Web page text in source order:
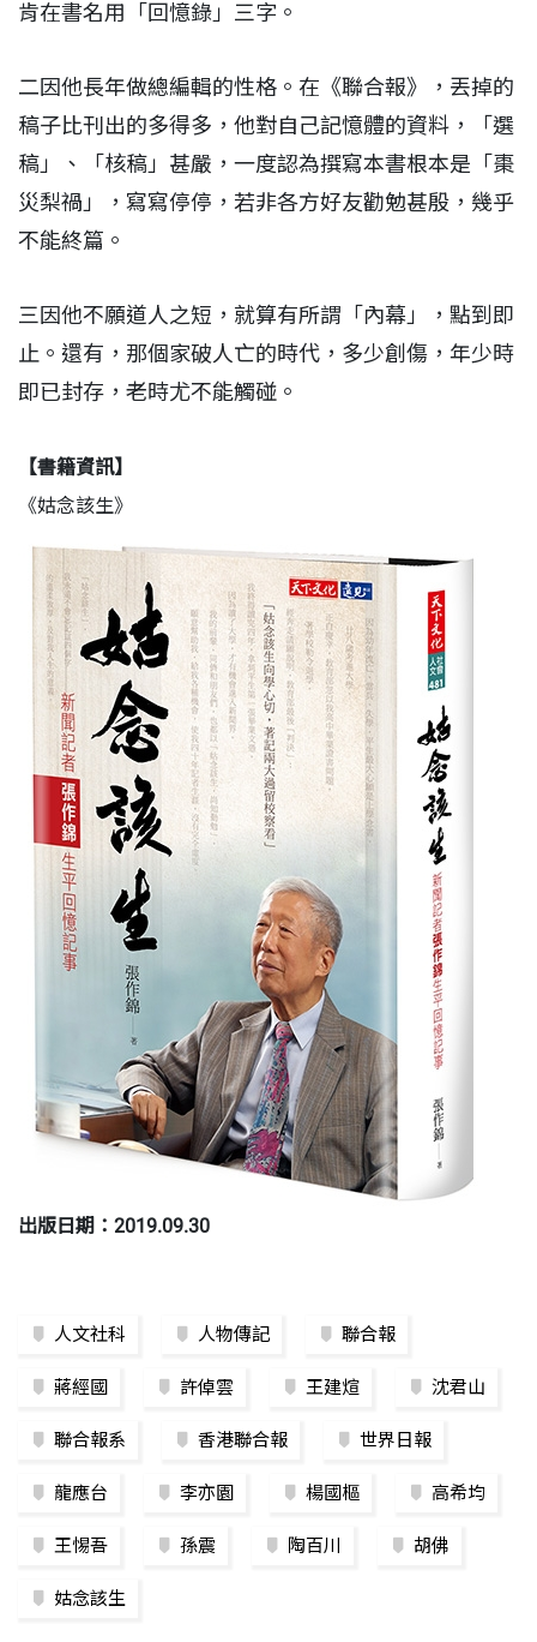
肯在書名用「回憶錄」三字。
二因他長年做總編輯的性格。在《聯合報》，丟掉的
稿子比刊出的多得多，他對自己記憶體的資料，「選
稿」、「核稿」甚嚴，一度認為撰寫本書根本是「棗
災梨禍」，寫寫停停，若非各方好友勸勉甚殷，幾乎
不能終篇。
三因他不願道人之短，就算有所謂「內幕」，點到即
止。還有，那個家破人亡的時代，多少創傷，年少時
即已封存，老時尤不能觸碰。
【書籍資訊】
《姑念該生》
出版日期：2019.09.30​
人文社科 人物傳記 聯合報
蔣經國 許倬雲 王建煊 沈君山
聯合報系 香港聯合報 世界日報
龍應台 李亦園 楊國樞 高希均
王惕吾 孫震 陶百川 胡佛
姑念該生